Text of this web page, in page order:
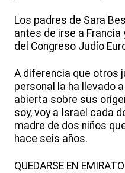
Los padres de Sara
antes de irse a
del Congreso Judío
A diferencia que otros
personal la ha llevado
abierta sobre sus
soy, voy a Israel cada
madre de dos niños
hace seis años.
QUEDARSE EN